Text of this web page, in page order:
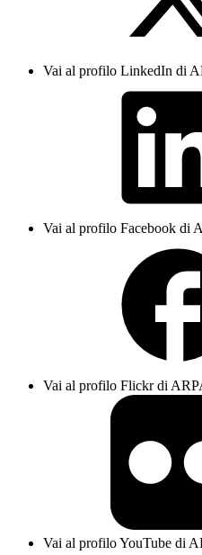
Vai al profilo LinkedIn di
Vai al profilo Facebook di
Vai al profilo Flickr di
Vai al profilo YouTube di